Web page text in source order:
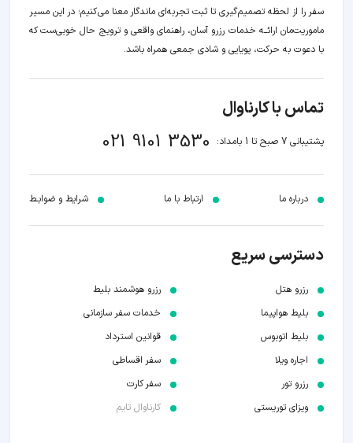
سفر را از لحظه‌ تصمیم‌گیری تا ثبت تجربه‌ای ماندگار معنا می‌کنیم؛ در این مسیر‍
ماموریت‌مان اراﺋــﻪ خدمات رزرو آسان، راهنمای واقعی و ترویج حال خوبی‌ست که
با دعوت به حرکت، پویایی و شادی جمعی همراه باشد.
تماس با کارناوال
پشتیبانی 7 صبح تا 1 بامداد: 021 9101 3530
درباره ما ارتباط با ما شرایط و ضوابـط
دسترسی سریع
رزرو هتل
بلیط هواپیما
بلیط اتوبوس
اجاره ویلا
رزرو تور
ویزای توریستی
رزرو هوشمند بلیط
خدمات سفر سازمانی
قوانین استرداد
سفر اقساطی
سفر کارت
کارناوال تایم